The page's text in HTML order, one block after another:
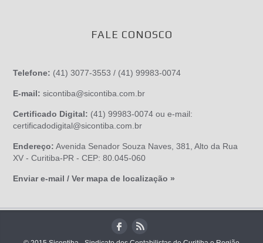
FALE CONOSCO
Telefone: (41) 3077-3553 / (41) 99983-0074
E-mail:sicontiba@sicontiba.com.br
Certificado Digital: (41) 99983-0074 ou e-mail:
certificadodigital@sicontiba.com.br
Endereço: Avenida Senador Souza Naves, 381, Alto da Rua
XV - Curitiba-PR - CEP: 80.045-060
Enviar e-mail / Ver mapa de localização »